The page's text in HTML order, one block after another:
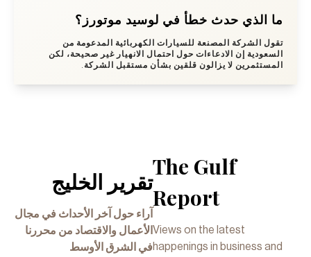
ما الذي حدث خطأ في لوسيد موتورز؟
تقول الشركة المصنعة للسيارات الكهربائية المدعومة من
السعودية إن الادعاءات حول احتمال الانهيار غير صحيحة، لكن
المستثمرين لا يزالون قلقين بشأن مستقبل الشركة.
تقرير الخليج
آراء حول آخر الأحداث في مجال
الأعمال والاقتصاد من محررنا
في الشرق الأوسط
The Gulf
Report
Views on the latest
happenings in business and